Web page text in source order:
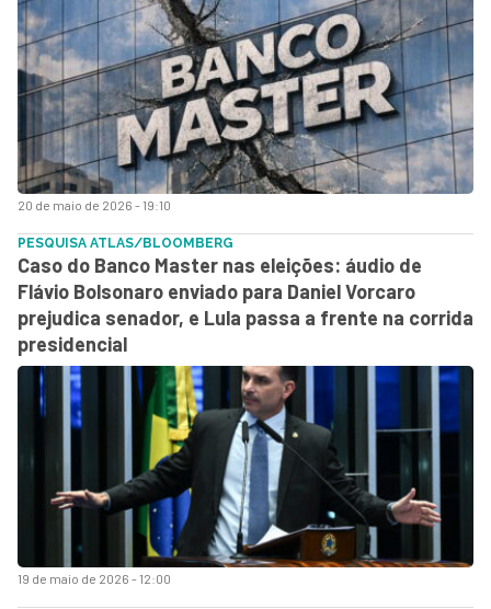
20 de maio de 2026 - 19:10
19 de maio de 2026 - 12:00
PESQUISA ATLAS/BLOOMBERG
Caso do Banco Master nas eleições: áudio de
Flávio Bolsonaro enviado para Daniel Vorcaro
prejudica senador, e Lula passa a frente na corrida
presidencial